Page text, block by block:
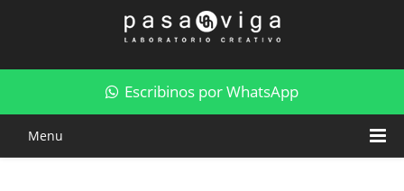
Diseño de Pagina a Medida en Las Cañitas
Escribinos por WhatsApp
Menu